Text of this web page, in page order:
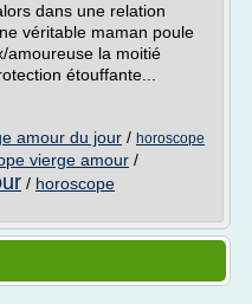
dans une relation
véritable maman poule
amoureuse la moitié
étouffante...
amour du jour / horoscope
vierge amour /
/ horoscope